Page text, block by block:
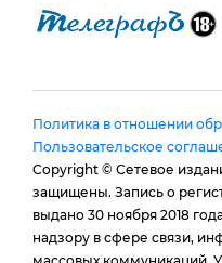
Политика в отношении
Пользовательское
Copyright © Сетевое
защищены. Запись о
выдано 30 ноября 2018
надзору в сфере связи,